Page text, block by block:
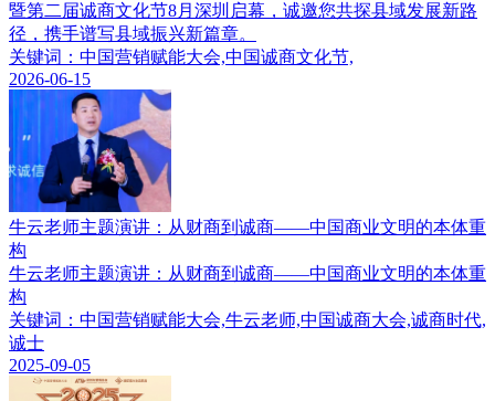
暨第二届诚商文化节8月深圳启幕，诚邀您共探县域发展新路
径，携手谱写县域振兴新篇章。
关键词：中国营销赋能大会,中国诚商文化节,
2026-06-15
牛云老师主题演讲：从财商到诚商——中国商业文明的本体重
构
牛云老师主题演讲：从财商到诚商——中国商业文明的本体重
构
关键词：中国营销赋能大会,牛云老师,中国诚商大会,诚商时代,
诚士
2025-09-05